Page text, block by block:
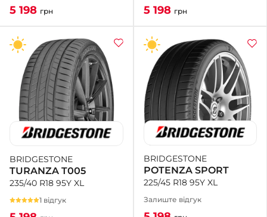
5 198 грн 5 198 грн
BRIDGESTONE
TURANZA T005
235/40 R18 95Y XL
1 відгук
BRIDGESTONE
POTENZA SPORT
225/45 R18 95Y XL
Залиште відгук